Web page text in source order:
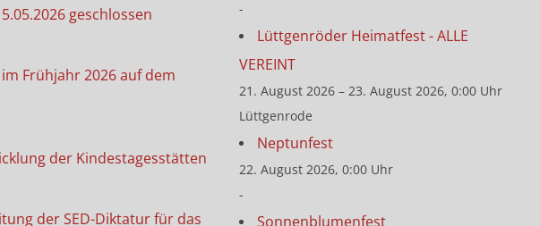
geschlossen
Frühjahr 2026 auf dem
der Kindestagesstätten
der SED-Diktatur für das
-
Lüttgenröder Heimatfest - ALLE
VEREINT
21. August 2026 – 23. August 2026, 0:00 Uhr
Lüttgenrode
Neptunfest
22. August 2026, 0:00 Uhr
-
Sonnenblumenfest